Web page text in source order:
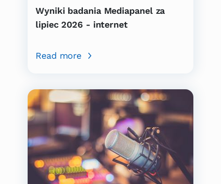
Wyniki badania Mediapanel za
lipiec 2026 - internet
Read more